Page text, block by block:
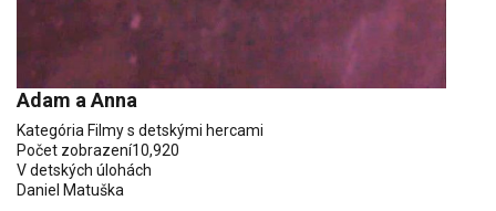
Adam a Anna
Kategória Filmy s detskými hercami
Počet zobrazení10,920
V detských úlohách
Daniel Matuška